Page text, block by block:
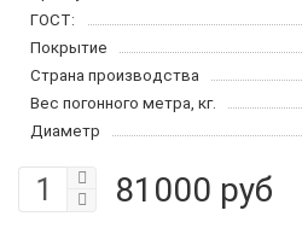
ГОСТ:
Покрытие
Страна производства
Вес погонного метра, кг.
Диаметр
81000 руб